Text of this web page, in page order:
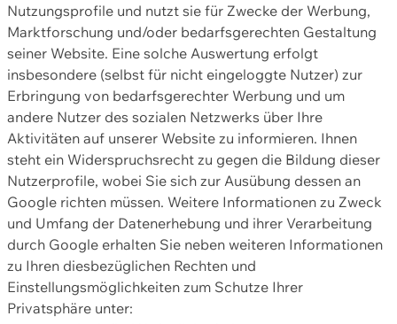
Nutzungsprofile und nutzt sie für Zwecke der Werbung,
Marktforschung und/oder bedarfsgerechten Gestaltung
seiner Website. Eine solche Auswertung erfolgt
insbesondere (selbst für nicht eingeloggte Nutzer) zur
Erbringung von bedarfsgerechter Werbung und um
andere Nutzer des sozialen Netzwerks über Ihre
Aktivitäten auf unserer Website zu informieren. Ihnen
steht ein Widerspruchsrecht zu gegen die Bildung dieser
Nutzerprofile, wobei Sie sich zur Ausübung dessen an
Google richten müssen. Weitere Informationen zu Zweck
und Umfang der Datenerhebung und ihrer Verarbeitung
durch Google erhalten Sie neben weiteren Informationen
zu Ihren diesbezüglichen Rechten und
Einstellungsmöglichkeiten zum Schutze Ihrer
Privatsphäre unter: